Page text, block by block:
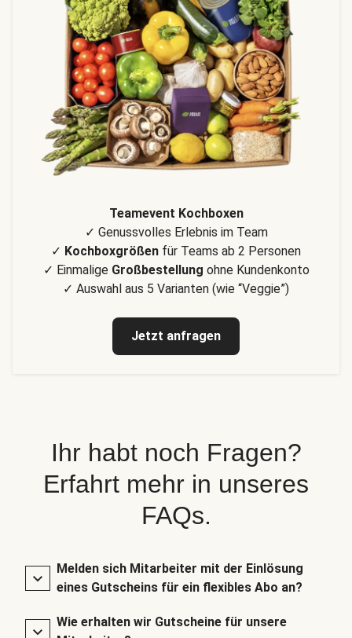
Teamevent Kochboxen
✓ Genussvolles Erlebnis im Team
✓ Kochboxgrößen für Teams ab 2 Personen
✓ Einmalige Großbestellung ohne Kundenkonto
✓ Auswahl aus 5 Varianten (wie “Veggie”)
Jetzt anfragen
Ihr habt noch Fragen?
Erfahrt mehr in unseres
FAQs.
Melden sich Mitarbeiter mit der Einlösung
eines Gutscheins für ein flexibles Abo an?
Wie erhalten wir Gutscheine für unsere